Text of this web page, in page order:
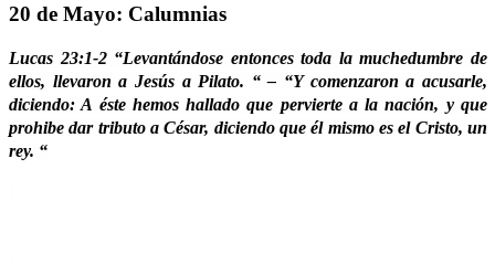
20 de Mayo: Calumnias
Lucas 23:1-2 “Levantándose entonces toda la muchedumbre de
ellos, llevaron a Jesús a Pilato. “ – “Y comenzaron a acusarle,
diciendo: A éste hemos hallado que pervierte a la nación, y que
prohibe dar tributo a César, diciendo que él mismo es el Cristo, un
rey. “